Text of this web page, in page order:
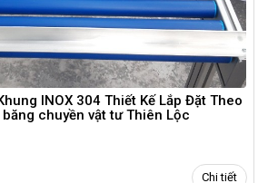
INOX 304 Thiết Kế Lắp Đặt Theo
chuyền vật tư Thiên Lộc
Chi tiết